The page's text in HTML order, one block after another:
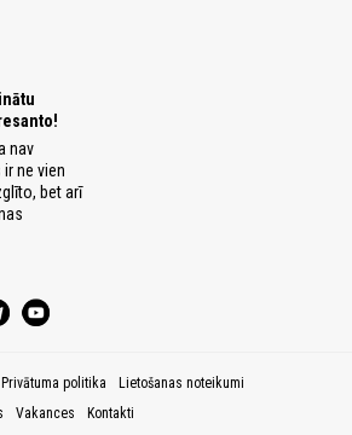
nav
ne vien
bet arī
Privātuma politika
Lietošanas noteikumi
Vakances Kontakti